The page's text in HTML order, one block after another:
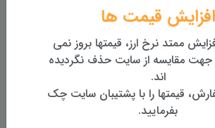
افزایش قیمت ها
ممتد نرخ ارز، قیمتها بروز نمی
مقایسه از سایت حذف نگردیده
اند.
قیمتها را با پشتیبان سایت چک
بفرمایید.